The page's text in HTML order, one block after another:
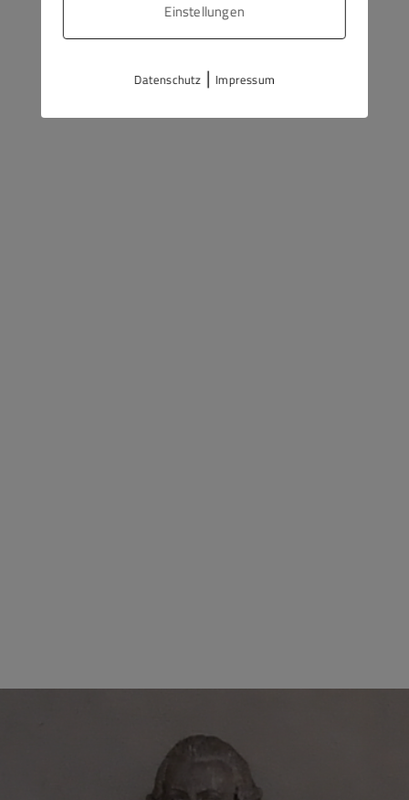
Einstellungen
Datenschutz | Impressum